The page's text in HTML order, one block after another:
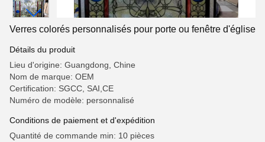
Verres colorés personnalisés pour porte ou fenêtre d'église
Détails du produit
Lieu d'origine: Guangdong, Chine
Nom de marque: OEM
Certification: SGCC, SAI,CE
Numéro de modèle: personnalisé
Conditions de paiement et d'expédition
Quantité de commande min: 10 pièces